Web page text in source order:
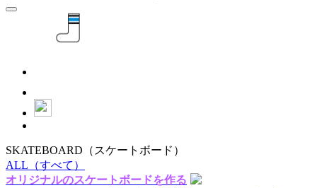
SKATEBOARD （スケートボード）
ALL （すべて）
オリジナルのスケートボードを作る